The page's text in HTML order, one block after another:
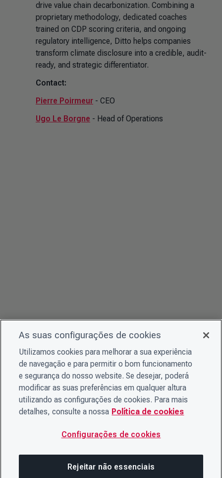
drive value chain decarbonization. Combining a
proprietary methodology, dedicated coaches
trained on CDP scoring criteria, and ongoing
regulatory intelligence, Ditto helps companies
transform climate disclosure into a credible, audit-
ready, and strategic differentiator.
Contact:
Pierre Poirmeur - CEO
Ugo Le Borgne - Head of Operations
As suas configurações de cookies
Utilizamos cookies para melhorar a sua experiência
de navegação e para permitir o bom funcionamento
e segurança do nosso website. Se desejar, poderá
modificar as suas preferências em qualquer altura
utilizando as configurações de cookies. Para mais
detalhes, consulte a nossa Política de cookies
Configurações de cookies
Rejeitar não essenciais